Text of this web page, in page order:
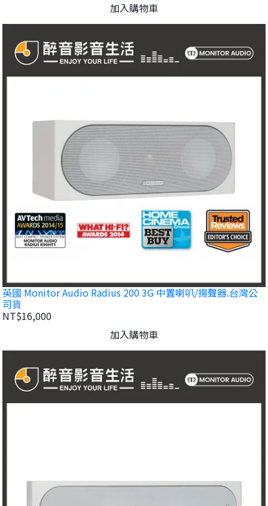
加入購物車
英國 Monitor Audio Radius 200 3G 中置喇叭/揚聲器.台灣公
司貨
NT$16,000
加入購物車